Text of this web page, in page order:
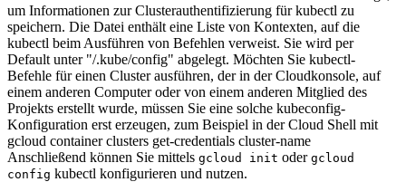
um Informationen zur Clusterauthentifizierung für kubectl zu
speichern. Die Datei enthält eine Liste von Kontexten, auf die
kubectl beim Ausführen von Befehlen verweist. Sie wird per
Default unter "/.kube/config" abgelegt. Möchten Sie kubectl-
Befehle für einen Cluster ausführen, der in der Cloudkonsole, auf
einem anderen Computer oder von einem anderen Mitglied des
Projekts erstellt wurde, müssen Sie eine solche kubeconfig-
Konfiguration erst erzeugen, zum Beispiel in der Cloud Shell mit
gcloud container clusters get-credentials cluster-name
Anschließend können Sie mittels gcloud init oder gcloud
config kubectl konfigurieren und nutzen.